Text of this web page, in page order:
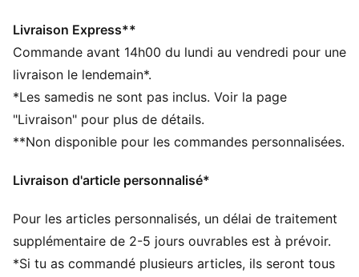
DÉTAILS
Coupe régulière
Col rond
Extrémités et ourlet élastiques
Fermeture éclair intégrale
Détails brandés PUMA
Livraison Express**
Commande avant 14h00 du lundi au vendredi pour une
livraison le lendemain*.
*Les samedis ne sont pas inclus. Voir la page
"Livraison" pour plus de détails.
**Non disponible pour les commandes personnalisées.
Livraison d'article personnalisé*
Pour les articles personnalisés, un délai de traitement
supplémentaire de 2-5 jours ouvrables est à prévoir.
*Si tu as commandé plusieurs articles, ils seront tous